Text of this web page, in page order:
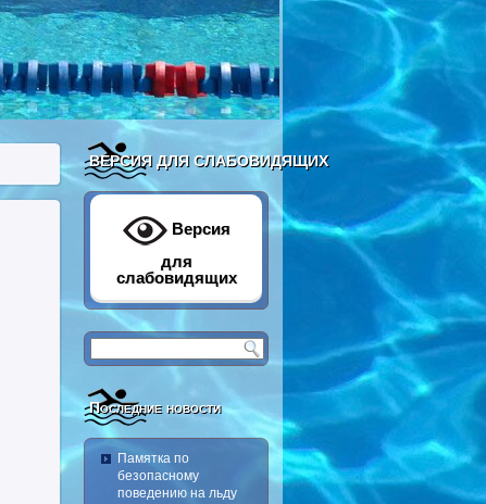
ВЕРСИЯ ДЛЯ СЛАБОВИДЯЩИХ
Версия
для
слабовидящих
Последние новости
Памятка по
безопасному
поведению на льду